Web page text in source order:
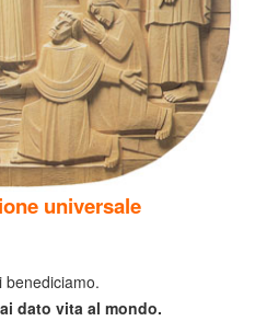
universale
dato vita al mondo.